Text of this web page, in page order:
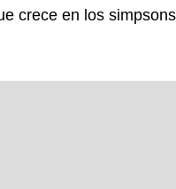
crece en los